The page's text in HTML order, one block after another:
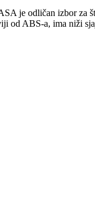
je odličan izbor za
od ABS-a, ima niži